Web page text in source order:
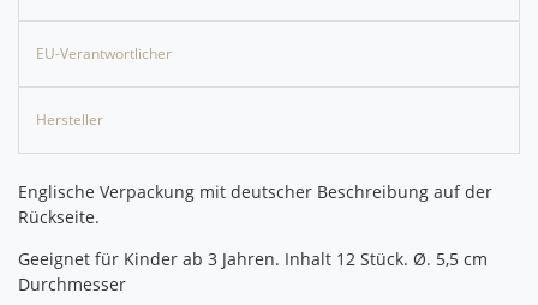
EU-Verantwortlicher
Hersteller
Englische Verpackung mit deutscher Beschreibung auf der
Rückseite.
Geeignet für Kinder ab 3 Jahren. Inhalt 12 Stück. Ø. 5,5 cm
Durchmesser